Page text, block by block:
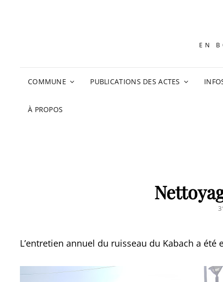
EN
COMMUNE PUBLICATIONS DES ACTES
À PROPOS
L’entretien annuel du ruisseau du Kabach a